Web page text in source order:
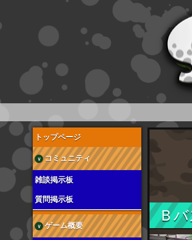
スプラトゥーン wiki
Ｂ
トップページ
コミュニティ
雑談掲示板
質問掲示板
ゲーム概要